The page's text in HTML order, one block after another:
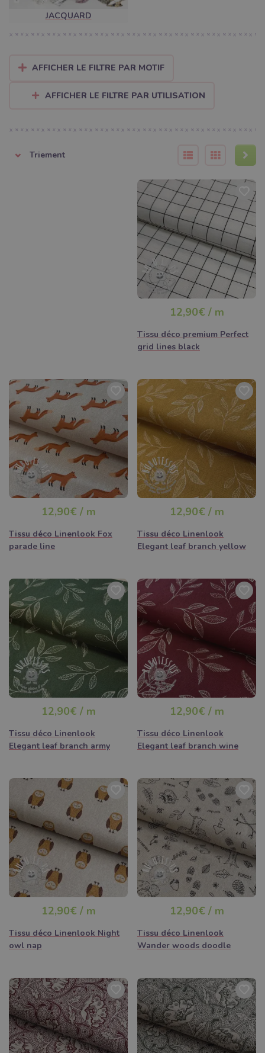
JACQUARD
AFFICHER LE FILTRE PAR MOTIF
AFFICHER LE FILTRE PAR UTILISATION
Triement
12,90€ / m
Tissu déco premium Perfect
grid lines black
12,90€ / m
Tissu déco Linenlook Fox
parade line
12,90€ / m
Tissu déco Linenlook
Elegant leaf branch yellow
12,90€ / m
Tissu déco Linenlook
Elegant leaf branch army
12,90€ / m
Tissu déco Linenlook
Elegant leaf branch wine
12,90€ / m
Tissu déco Linenlook Night
owl nap
12,90€ / m
Tissu déco Linenlook
Wander woods doodle